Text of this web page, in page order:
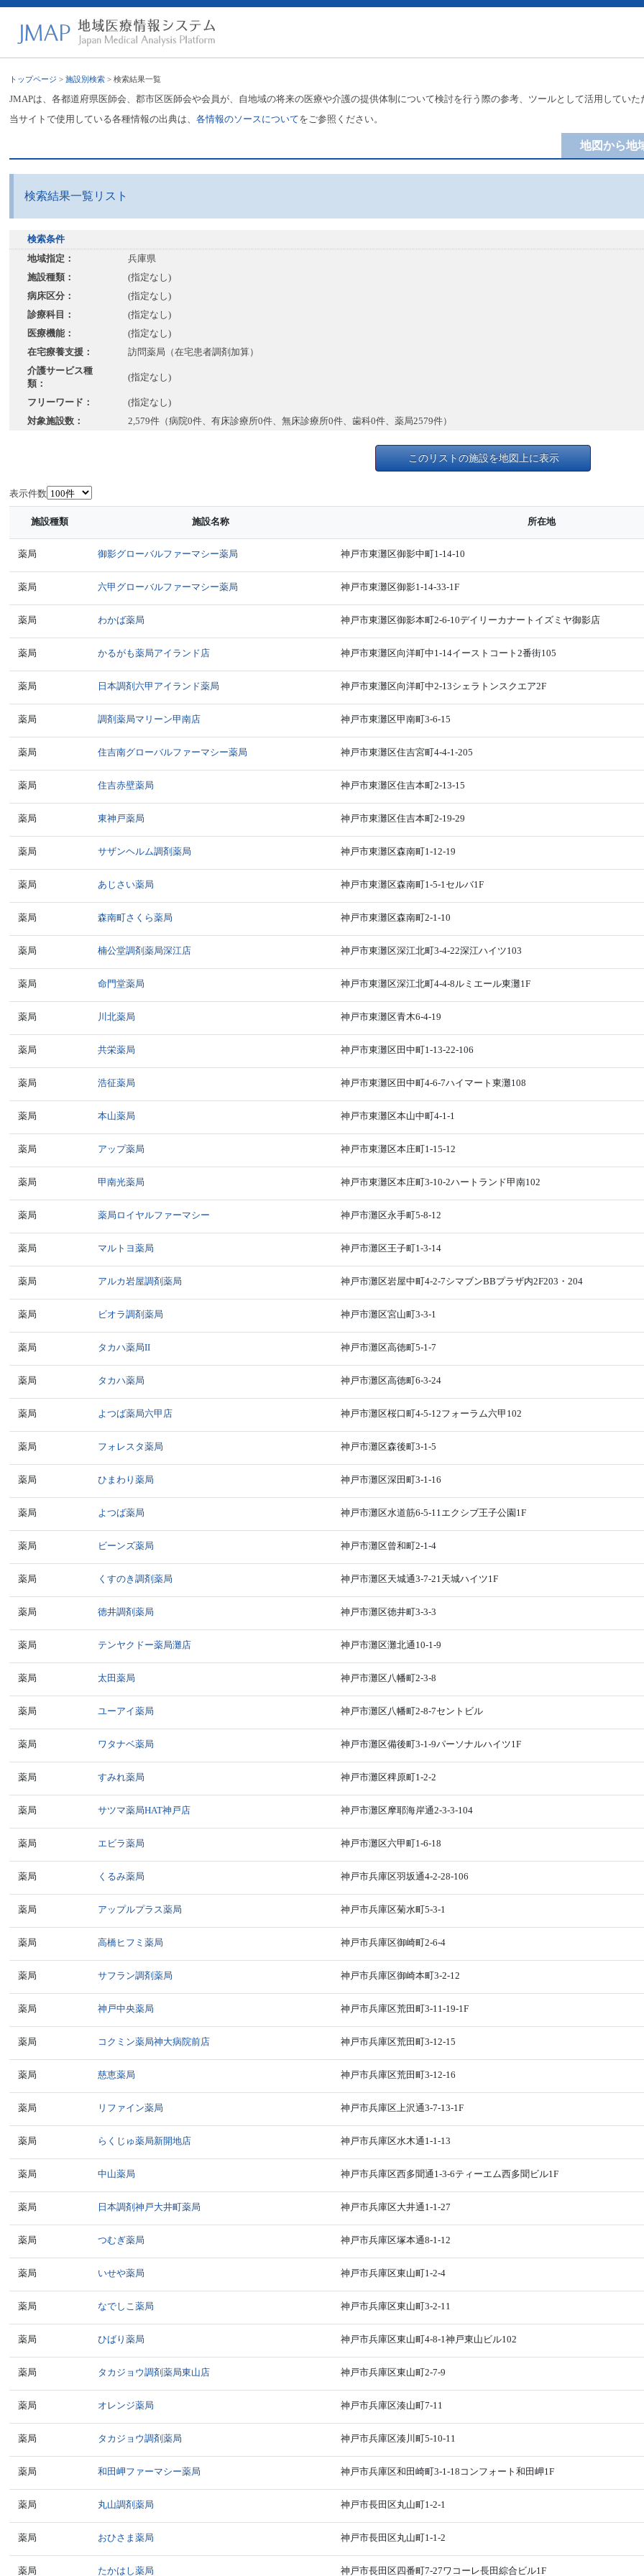
トップページ >施設別検索 > 検索結果一覧
JMAPは、各都道府県医師会、郡市区医師会や会員が、自地域の将来の医療や介護の提供体制について検討を行う際の参考、ツールとして活用していた
当サイトで使用している各種情報の出典は、各情報のソースについてをご参照ください。
地図から地
検索結果一覧リスト
検索条件
地域指定：
兵庫県
施設種類：
(指定なし)
病床区分：
(指定なし)
診療科目：
(指定なし)
医療機能：
(指定なし)
在宅療養支援：
訪問薬局（在宅患者調剤加算）
介護サービス種
類：
(指定なし)
フリーワード：
(指定なし)
対象施設数：
2,579件（病院0件、有床診療所0件、無床診療所0件、歯科0件、薬局2579件）
このリストの施設を地図上に表示
表示件数
施設種類 施設名称 所在地
薬局 御影グローバルファーマシー薬局 神戸市東灘区御影中町1-14-10
薬局 六甲グローバルファーマシー薬局 神戸市東灘区御影1-14-33-1F
薬局 わかば薬局 神戸市東灘区御影本町2-6-10デイリーカナートイズミヤ御影店
薬局 かるがも薬局アイランド店 神戸市東灘区向洋町中1-14イーストコート2番街105
薬局 日本調剤六甲アイランド薬局 神戸市東灘区向洋町中2-13シェラトンスクエア2F
薬局 調剤薬局マリーン甲南店 神戸市東灘区甲南町3-6-15
薬局 住吉南グローバルファーマシー薬局 神戸市東灘区住吉宮町4-4-1-205
薬局 住吉赤壁薬局 神戸市東灘区住吉本町2-13-15
薬局 東神戸薬局 神戸市東灘区住吉本町2-19-29
薬局 サザンヘルム調剤薬局 神戸市東灘区森南町1-12-19
薬局 あじさい薬局 神戸市東灘区森南町1-5-1セルバ1F
薬局 森南町さくら薬局 神戸市東灘区森南町2-1-10
薬局 楠公堂調剤薬局深江店 神戸市東灘区深江北町3-4-22深江ハイツ103
薬局 命門堂薬局 神戸市東灘区深江北町4-4-8ルミエール東灘1F
薬局 川北薬局 神戸市東灘区青木6-4-19
薬局 共栄薬局 神戸市東灘区田中町1-13-22-106
薬局 浩征薬局 神戸市東灘区田中町4-6-7ハイマート東灘108
薬局 本山薬局 神戸市東灘区本山中町4-1-1
薬局 アップ薬局 神戸市東灘区本庄町1-15-12
薬局 甲南光薬局 神戸市東灘区本庄町3-10-2ハートランド甲南102
薬局 薬局ロイヤルファーマシー 神戸市灘区永手町5-8-12
薬局 マルトヨ薬局 神戸市灘区王子町1-3-14
薬局 アルカ岩屋調剤薬局 神戸市灘区岩屋中町4-2-7シマブンBBプラザ内2F203・204
薬局 ビオラ調剤薬局 神戸市灘区宮山町3-3-1
薬局 タカハ薬局II 神戸市灘区高徳町5-1-7
薬局 タカハ薬局 神戸市灘区高徳町6-3-24
薬局 よつば薬局六甲店 神戸市灘区桜口町4-5-12フォーラム六甲102
薬局 フォレスタ薬局 神戸市灘区森後町3-1-5
薬局 ひまわり薬局 神戸市灘区深田町3-1-16
薬局 よつば薬局 神戸市灘区水道筋6-5-11エクシブ王子公園1F
薬局 ビーンズ薬局 神戸市灘区曾和町2-1-4
薬局 くすのき調剤薬局 神戸市灘区天城通3-7-21天城ハイツ1F
薬局 徳井調剤薬局 神戸市灘区徳井町3-3-3
薬局 テンヤクドー薬局灘店 神戸市灘区灘北通10-1-9
薬局 太田薬局 神戸市灘区八幡町2-3-8
薬局 ユーアイ薬局 神戸市灘区八幡町2-8-7セントビル
薬局 ワタナベ薬局 神戸市灘区備後町3-1-9パーソナルハイツ1F
薬局 すみれ薬局 神戸市灘区稗原町1-2-2
薬局 サツマ薬局HAT神戸店 神戸市灘区摩耶海岸通2-3-3-104
薬局 エビラ薬局 神戸市灘区六甲町1-6-18
薬局 くるみ薬局 神戸市兵庫区羽坂通4-2-28-106
薬局 アップルプラス薬局 神戸市兵庫区菊水町5-3-1
薬局 高橋ヒフミ薬局 神戸市兵庫区御崎町2-6-4
薬局 サフラン調剤薬局 神戸市兵庫区御崎本町3-2-12
薬局 神戸中央薬局 神戸市兵庫区荒田町3-11-19-1F
薬局 コクミン薬局神大病院前店 神戸市兵庫区荒田町3-12-15
薬局 慈恵薬局 神戸市兵庫区荒田町3-12-16
薬局 リファイン薬局 神戸市兵庫区上沢通3-7-13-1F
薬局 らくじゅ薬局新開地店 神戸市兵庫区水木通1-1-13
薬局 中山薬局 神戸市兵庫区西多聞通1-3-6ティーエム西多聞ビル1F
薬局 日本調剤神戸大井町薬局 神戸市兵庫区大井通1-1-27
薬局 つむぎ薬局 神戸市兵庫区塚本通8-1-12
薬局 いせや薬局 神戸市兵庫区東山町1-2-4
薬局 なでしこ薬局 神戸市兵庫区東山町3-2-11
薬局 ひばり薬局 神戸市兵庫区東山町4-8-1神戸東山ビル102
薬局 タカジョウ調剤薬局東山店 神戸市兵庫区東山町2-7-9
薬局 オレンジ薬局 神戸市兵庫区湊山町7-11
薬局 タカジョウ調剤薬局 神戸市兵庫区湊川町5-10-11
薬局 和田岬ファーマシー薬局 神戸市兵庫区和田崎町3-1-18コンフォート和田岬1F
薬局 丸山調剤薬局 神戸市長田区丸山町1-2-1
薬局 おひさま薬局 神戸市長田区丸山町1-1-2
薬局 たかはし薬局 神戸市長田区四番町7-27ワコーレ長田綜合ビル1F